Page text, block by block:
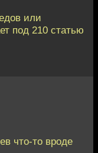
или
под 210 статью
что-то вроде